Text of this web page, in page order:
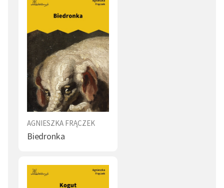
AGNIESZKA FRĄCZEK
Biedronka